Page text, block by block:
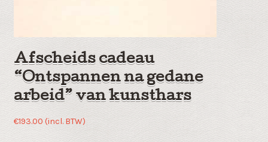
Afscheids cadeau
“Ontspannen na gedane
arbeid” van kunsthars
€193.00 (incl. BTW)